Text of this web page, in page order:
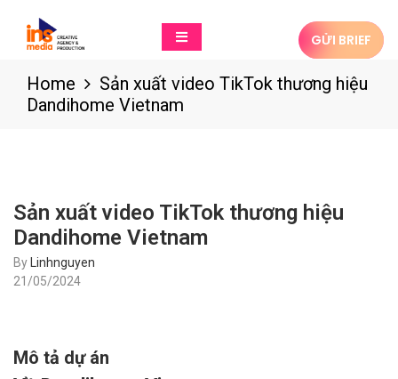
GỬI BRIEF
Home
Sản xuất video TikTok thương hiệu
Dandihome Vietnam
Sản xuất video TikTok thương hiệu
Dandihome Vietnam
By
Linhnguyen
21/05/2024
Mô tả dự án